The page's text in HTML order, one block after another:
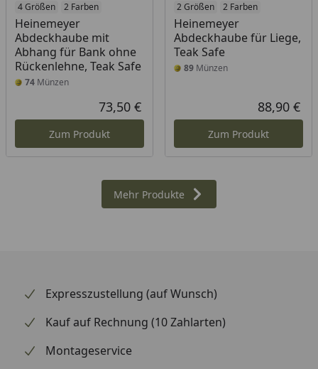
4 Größen 2 Farben
Heinemeyer
Abdeckhaube mit
Abhang für Bank ohne
Rückenlehne, Teak Safe
74 Münzen
Aktueller Preis
73,50 €
Zum Produkt
2 Größen 2 Farben
Heinemeyer
Abdeckhaube für Liege,
Teak Safe
89 Münzen
88,90 €
Zum Produkt
Mehr Produkte
Expresszustellung (auf Wunsch)
Kauf auf Rechnung (10 Zahlarten)
Montageservice